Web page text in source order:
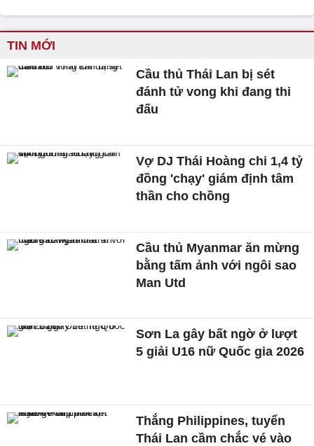
TIN MỚI
Cầu thủ Thái Lan bị sét
đánh tử vong khi đang thi
đấu
Vợ DJ Thái Hoàng chi 1,4 tỷ
đồng 'chạy' giám định tâm
thần cho chồng
Cầu thủ Myanmar ăn mừng
bằng tấm ảnh với ngôi sao
Man Utd
Sơn La gây bất ngờ ở lượt
5 giải U16 nữ Quốc gia 2026
Thắng Philippines, tuyển
Thái Lan cầm chắc vé vào